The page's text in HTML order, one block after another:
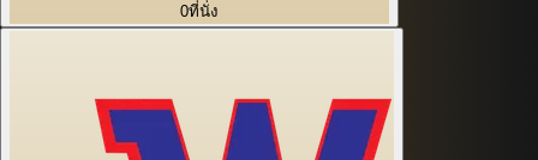
0ที่นั่ง